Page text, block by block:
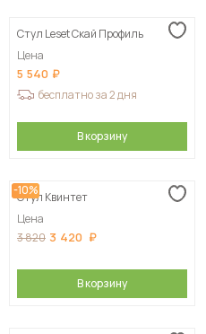
Стул Leset Скай Профиль
Цена
5 540
бесплатно за 2 дня
В корзину
-10%
Стул Квинтет
Цена
3 820 3 420
В корзину